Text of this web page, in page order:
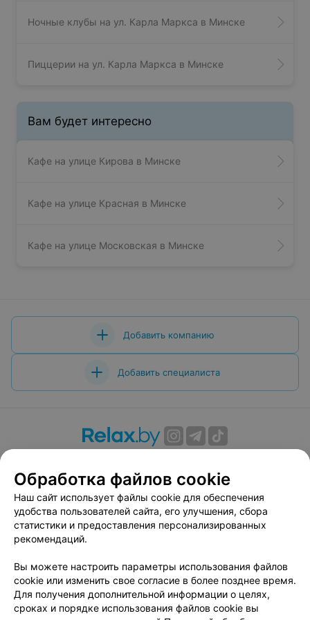
Ночные клубы на ул. Карла Маркса в Минске
Пиццерии на ул. Карла Маркса в Минске
Вам будет интересно
Кафе на улице Кирова в Минске
Кафе на улице Красная в Минске
Кафе на улице Московская в Минске
Добавить компанию
Добавить специалиста
Вакансии
Публичный договор
Способы оплаты
Публичный договор по использованию сервиса
«Афиша»
Пользовательское соглашение
Связаться по вопросам сотрудничества
Написать руководителю relax.by
Персональные настройки cookie
Обработка файлов cookie
Наш сайт использует файлы cookie для обеспечения
удобства пользователей сайта, его улучшения, сбора
статистики и предоставления персонализированных
рекомендаций.
Вы можете настроить параметры использования файлов
cookie или изменить свое согласие в более позднее время.
Для получения дополнительной информации о целях,
сроках и порядке использования файлов cookie вы